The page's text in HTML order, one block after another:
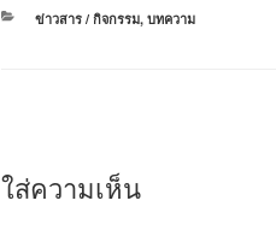
หมวด
ข่าวสาร / กิจกรรม, บทความ
ใส่ความเห็น